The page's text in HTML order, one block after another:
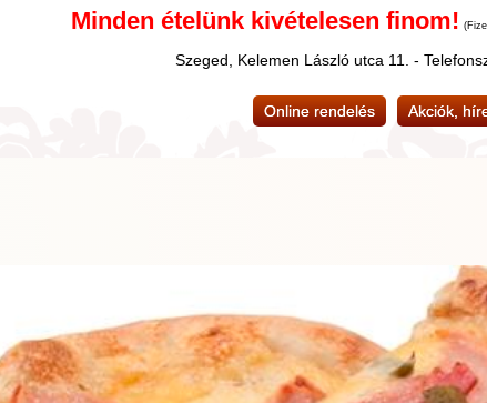
Minden ételünk kivételesen finom!
Szeged, Kelemen László utca 11. -
Online rendelés Akciók,